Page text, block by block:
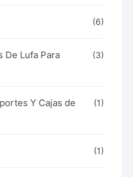
(6)
De Lufa Para
(3)
Y Cajas de
(1)
(1)